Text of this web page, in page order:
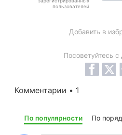
пользователей
Добавить в
Посоветуйтесь
Комментарии • 1
По популярности По